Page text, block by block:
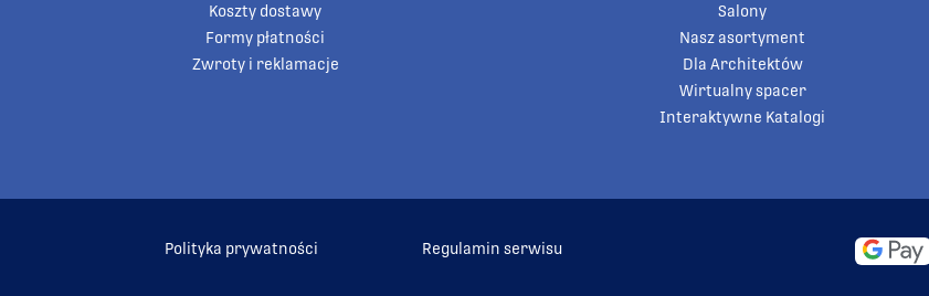
Koszty dostawy
Formy płatności
Zwroty i reklamacje
Salony
Nasz asortyment
Dla Architektów
Wirtualny spacer
Interaktywne Katalogi
Polityka prywatności Regulamin serwisu